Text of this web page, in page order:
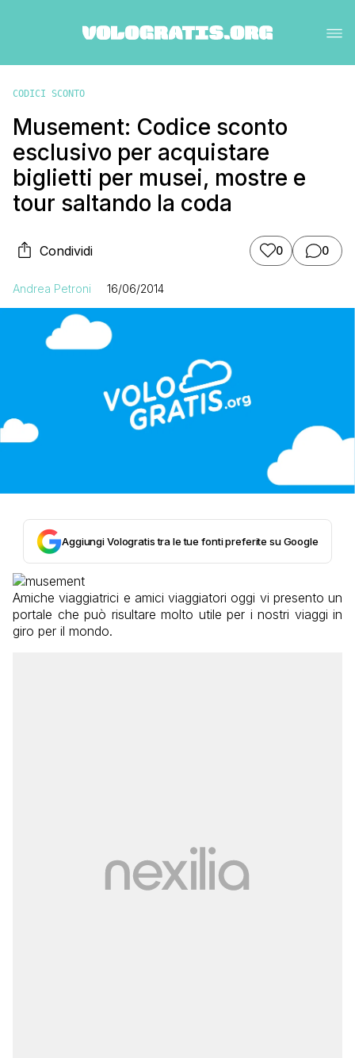
CODICI SCONTO
Musement: Codice sconto
esclusivo per acquistare
biglietti per musei, mostre e
tour saltando la coda
Condividi 0 0
Andrea Petroni 16/06/2014
Aggiungi Vologratis tra le tue fonti preferite su Google
Amiche viaggiatrici e amici viaggiatori oggi vi presento un
portale che può risultare molto utile per i nostri viaggi in
giro per il mondo.